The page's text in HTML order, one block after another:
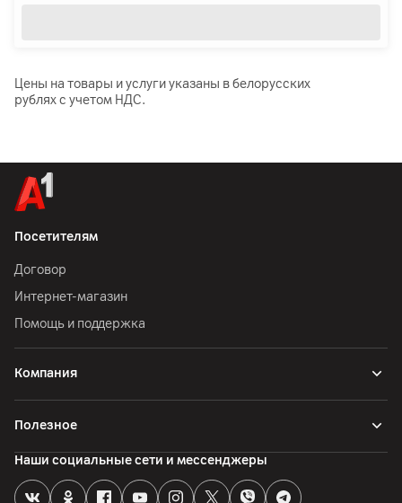
Цены на товары и услуги указаны в белорусских
рублях с учетом НДС.
Посетителям
Договор
Интернет-магазин
Помощь и поддержка
Компания
Полезное
Наши социальные сети и мессенджеры